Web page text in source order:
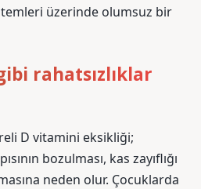
üzerinde olumsuz bir
rahatsızlıklar
D vitamini eksikliği;
bozulması, kas zayıflığı
neden olur. Çocuklarda